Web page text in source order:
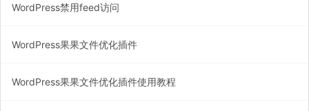
WordPress禁用feed访问
WordPress果果文件优化插件
WordPress果果文件优化插件使用教程